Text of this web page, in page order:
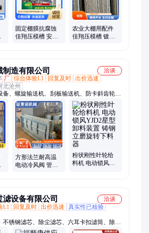
固定棚膜抗腐蚀
佳翔压模槽 安装
农业大棚用配件
佳翔压模槽 镀铝
造有限公司
洽谈
厂 综合体验L1 回复及时 出价迅速
北沧州
备、螺旋输送机、刮板输送机、防卡斜齿轮星
送机、布袋除尘器、滤筒除尘器、旋风除尘
星型卸料器、仓顶除尘器、活性炭吸附箱、油
、气旋塔、斗式提升机、空气输送斜槽、生石
卸灰阀、关风机、补偿器、湿电除尘器、电捕
方形法兰耐高温
电动冷风阀 管道
粉状刚性叶轮给
料机 电动锁风
设备有限公司
洽谈
L1 回复及时 出价迅速
真实性已核验
不锈钢滤芯、除尘滤芯、六耳卡扣滤筒、除尘
芯滤筒、法兰式除尘滤筒、工业除尘滤芯、打